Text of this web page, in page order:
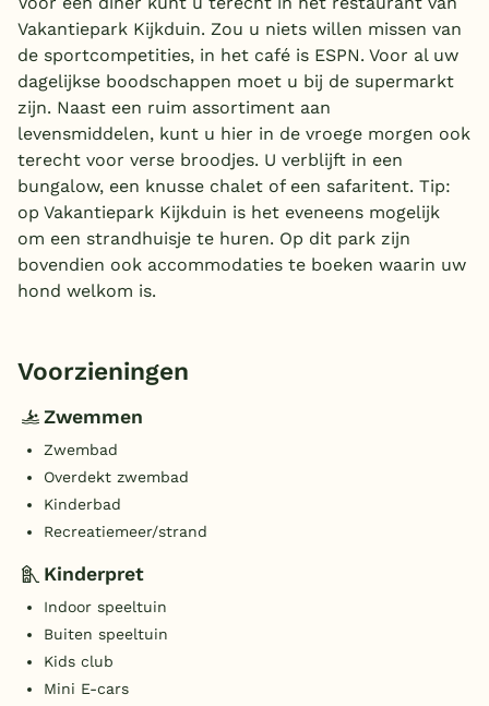
Vakantiepark Kijkduin. Zou u niets willen missen van
de sportcompetities, in het café is ESPN. Voor al uw
dagelijkse boodschappen moet u bij de supermarkt
zijn. Naast een ruim assortiment aan
levensmiddelen, kunt u hier in de vroege morgen ook
terecht voor verse broodjes. U verblijft in een
bungalow, een knusse chalet of een safaritent. Tip:
op Vakantiepark Kijkduin is het eveneens mogelijk
om een strandhuisje te huren. Op dit park zijn
bovendien ook accommodaties te boeken waarin uw
hond welkom is.
Voorzieningen
Zwemmen
Zwembad
Overdekt zwembad
Kinderbad
Recreatiemeer/strand
Kinderpret
Indoor speeltuin
Buiten speeltuin
Kids club
Mini E-cars